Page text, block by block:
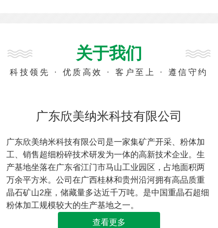
关于我们
科技领先 · 优质高效 · 客户至上 · 遵信守约
广东欣美纳米科技有限公司
广东欣美纳米科技有限公司是一家集矿产开采、粉体加
工、销售超细粉碎技术研发为一体的高新技术企业。生
产基地坐落在广东省江门市马山工业园区，占地面积两
万余平方米。公司在广西桂林和贵州沿河拥有高品质重
晶石矿山2座，储藏量多达近千万吨。是中国重晶石超细
粉体加工规模较大的生产基地之一。
查看更多